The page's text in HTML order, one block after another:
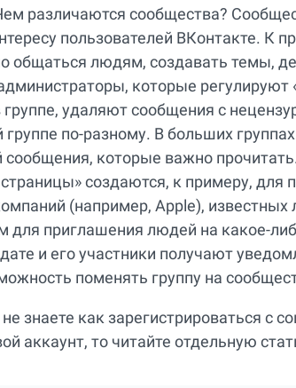
различаются сообщества?
пользователей ВКонтакте. К
общаться людям, создавать темы,
которые
группе, удаляют сообщения с
группе по-разному. В больших
сообщения, которые важно
создаются, к примеру, для
(например, Apple),
для приглашения людей на какое-
и его участники получают
поменять группу на
знаете как зарегистрироваться с
аккаунт, то читайте отдельную